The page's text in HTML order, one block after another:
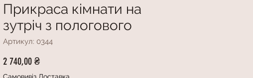
Прикраса кімнати на
зутріч з пологового
Артикул: 0344
2 740,00 ₴Ціна
Самовивіз Доставка